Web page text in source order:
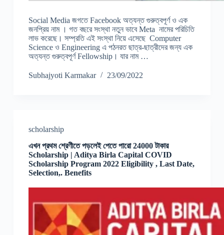
Social Media জগতে Facebook অত্যন্ত গুরুত্বপূর্ণ ও এক
জনপ্রিয় নাম । গত বছরে সংস্থা নতুন ভাবে Meta নামের পরিচিতি
লাভ করেছে। সম্প্রতি এই সংস্থা নিয়ে এসেছে Computer
Science ও Engineering এ পঠনরত ছাত্র-ছাত্রীদের জন্য এক
অত্যন্ত গুরুত্বপূর্ণ Fellowship। যার নাম …
Subhajyoti Karmakar 23/09/2022
scholarship
এখন প্রথম শ্রেণীতে পড়লেই পেতে পারো 24000 টাকার
Scholarship | Aditya Birla Capital COVID
Scholarship Program 2022 Eligibility , Last Date,
Selection,. Benefits